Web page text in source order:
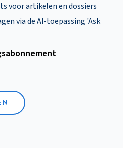
voor artikelen en dossiers
via de AI-toepassing 'Ask